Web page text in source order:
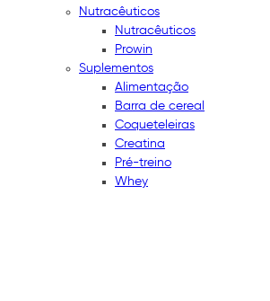
Nutracêuticos
Nutracêuticos
Prowin
Suplementos
Alimentação
Barra de cereal
Coqueteleiras
Creatina
Pré-treino
Whey